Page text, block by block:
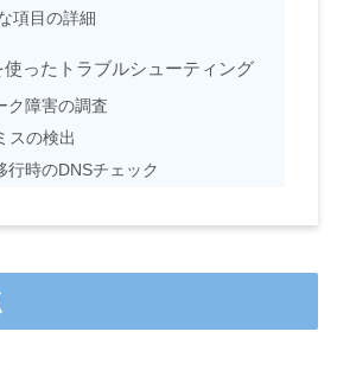
項目の詳細
使ったトラブルシューティング
ク障害の調査
スの検出
行時のDNSチェック